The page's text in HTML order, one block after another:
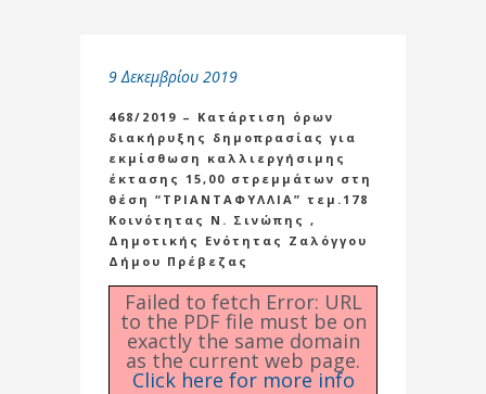
9 Δεκεμβρίου 2019
468/2019 – Κατάρτιση όρων
διακήρυξης δημοπρασίας για
εκμίσθωση καλλιεργήσιμης
έκτασης 15,00 στρεμμάτων στη
θέση “ΤΡΙΑΝΤΑΦΥΛΛΙΑ” τεμ.178
Κοινότητας Ν. Σινώπης ,
Δημοτικής Ενότητας Ζαλόγγου
Δήμου Πρέβεζας
Failed to fetch Error: URL
to the PDF file must be on
exactly the same domain
as the current web page.
Click here for more info